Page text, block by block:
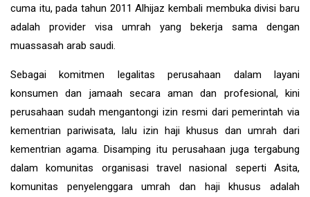
cuma itu, pada tahun 2011 Alhijaz kembali membuka divisi baru
adalah provider visa umrah yang bekerja sama dengan
muassasah arab saudi.
Sebagai komitmen legalitas perusahaan dalam layani
konsumen dan jamaah secara aman dan profesional, kini
perusahaan sudah mengantongi izin resmi dari pemerintah via
kementrian pariwisata, lalu izin haji khusus dan umrah dari
kementrian agama. Disamping itu perusahaan juga tergabung
dalam komunitas organisasi travel nasional seperti Asita,
komunitas penyelenggara umrah dan haji khusus adalah